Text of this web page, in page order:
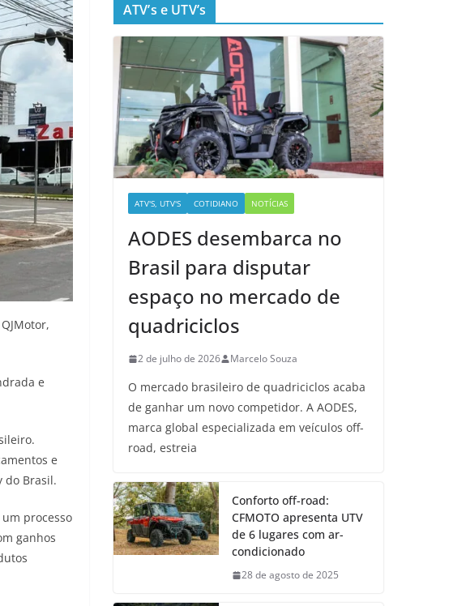
e
e
do Brasil.
processo
ganhos
ATV’s e UTV’s
ATV'S, UTV'S COTIDIANO NOTÍCIAS
AODES desembarca no
Brasil para disputar
espaço no mercado de
quadriciclos
2 de julho de 2026 Marcelo Souza
O mercado brasileiro de quadriciclos acaba
de ganhar um novo competidor. A AODES,
marca global especializada em veículos off-
road, estreia
Conforto off-road:
CFMOTO apresenta UTV
de 6 lugares com ar-
condicionado
28 de agosto de 2025